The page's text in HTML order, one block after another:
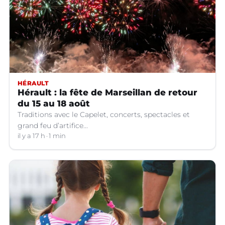
HÉRAULT
Hérault : la fête de Marseillan de retour
du 15 au 18 août
Traditions avec le Capelet, concerts, spectacles et
grand feu d’artifice...
il y a 17 h 1 min